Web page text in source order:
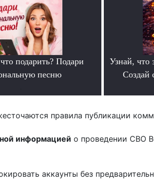
подарить? Подари
песню
Узнай, что
Создай
правила публикации
информацией о проведении СВО
аккаунты без